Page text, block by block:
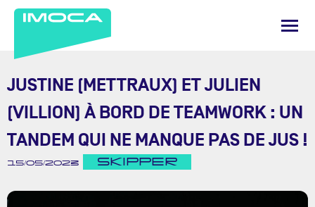
JUSTINE (METTRAUX) ET JULIEN
(VILLION) À BORD DE TEAMWORK : UN
TANDEM QUI NE MANQUE PAS DE JUS !
15/05/2023 SKIPPER